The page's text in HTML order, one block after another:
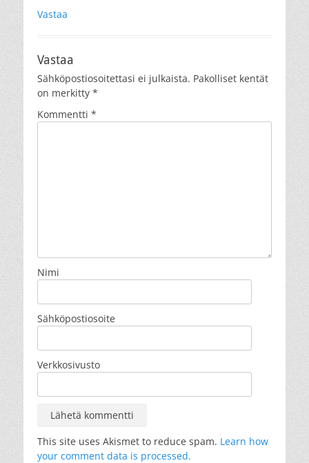
Vastaa
Vastaa
Sähköpostiosoitettasi ei julkaista. Pakolliset kentät
on merkitty *
Kommentti *
Nimi
Sähköpostiosoite
Verkkosivusto
This site uses Akismet to reduce spam. Learn how
your comment data is processed.